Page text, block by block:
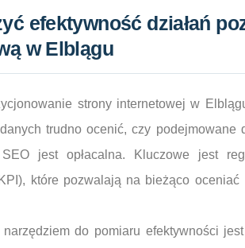
efektywność działań
w Elblągu
strony internetowej w
trudno ocenić, czy podejmowane
jest opłacalna. Kluczowe jest
które pozwalają na bieżąco
narzędziem do pomiaru efektywności